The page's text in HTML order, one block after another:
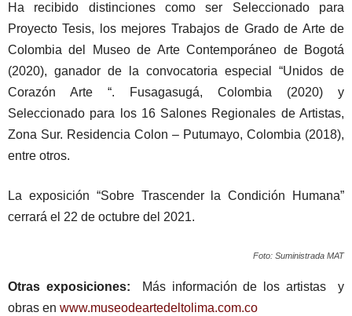
Ha recibido distinciones como ser Seleccionado para
Proyecto Tesis, los mejores Trabajos de Grado de Arte de
Colombia del Museo de Arte Contemporáneo de Bogotá
(2020), ganador de la convocatoria especial “Unidos de
Corazón Arte “. Fusagasugá, Colombia (2020) y
Seleccionado para los 16 Salones Regionales de Artistas,
Zona Sur. Residencia Colon – Putumayo, Colombia (2018),
entre otros.
La exposición “Sobre Trascender la Condición Humana”
cerrará el 22 de octubre del 2021.
Foto: Suministrada MAT
Otras exposiciones:
Más información de los artistas y
obras en www.museodeartedeltolima.com.co